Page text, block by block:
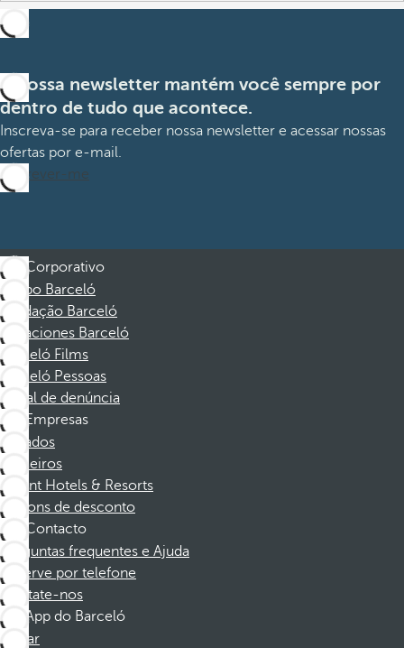
A nossa newsletter mantém você sempre por
dentro de tudo que acontece.
Inscreva-se para receber nossa newsletter e acessar nossas
ofertas por e-mail.
Inscrever-me
Corporativo
Grupo Barceló
Fundação Barceló
Vacaciones Barceló
Barceló Films
Barceló Pessoas
Canal de denúncia
Empresas
Afiliados
Parceiros
Dorint Hotels & Resorts
Cupons de desconto
Contacto
Perguntas frequentes e Ajuda
Reserve por telefone
Contate-nos
App do Barceló
Baixar